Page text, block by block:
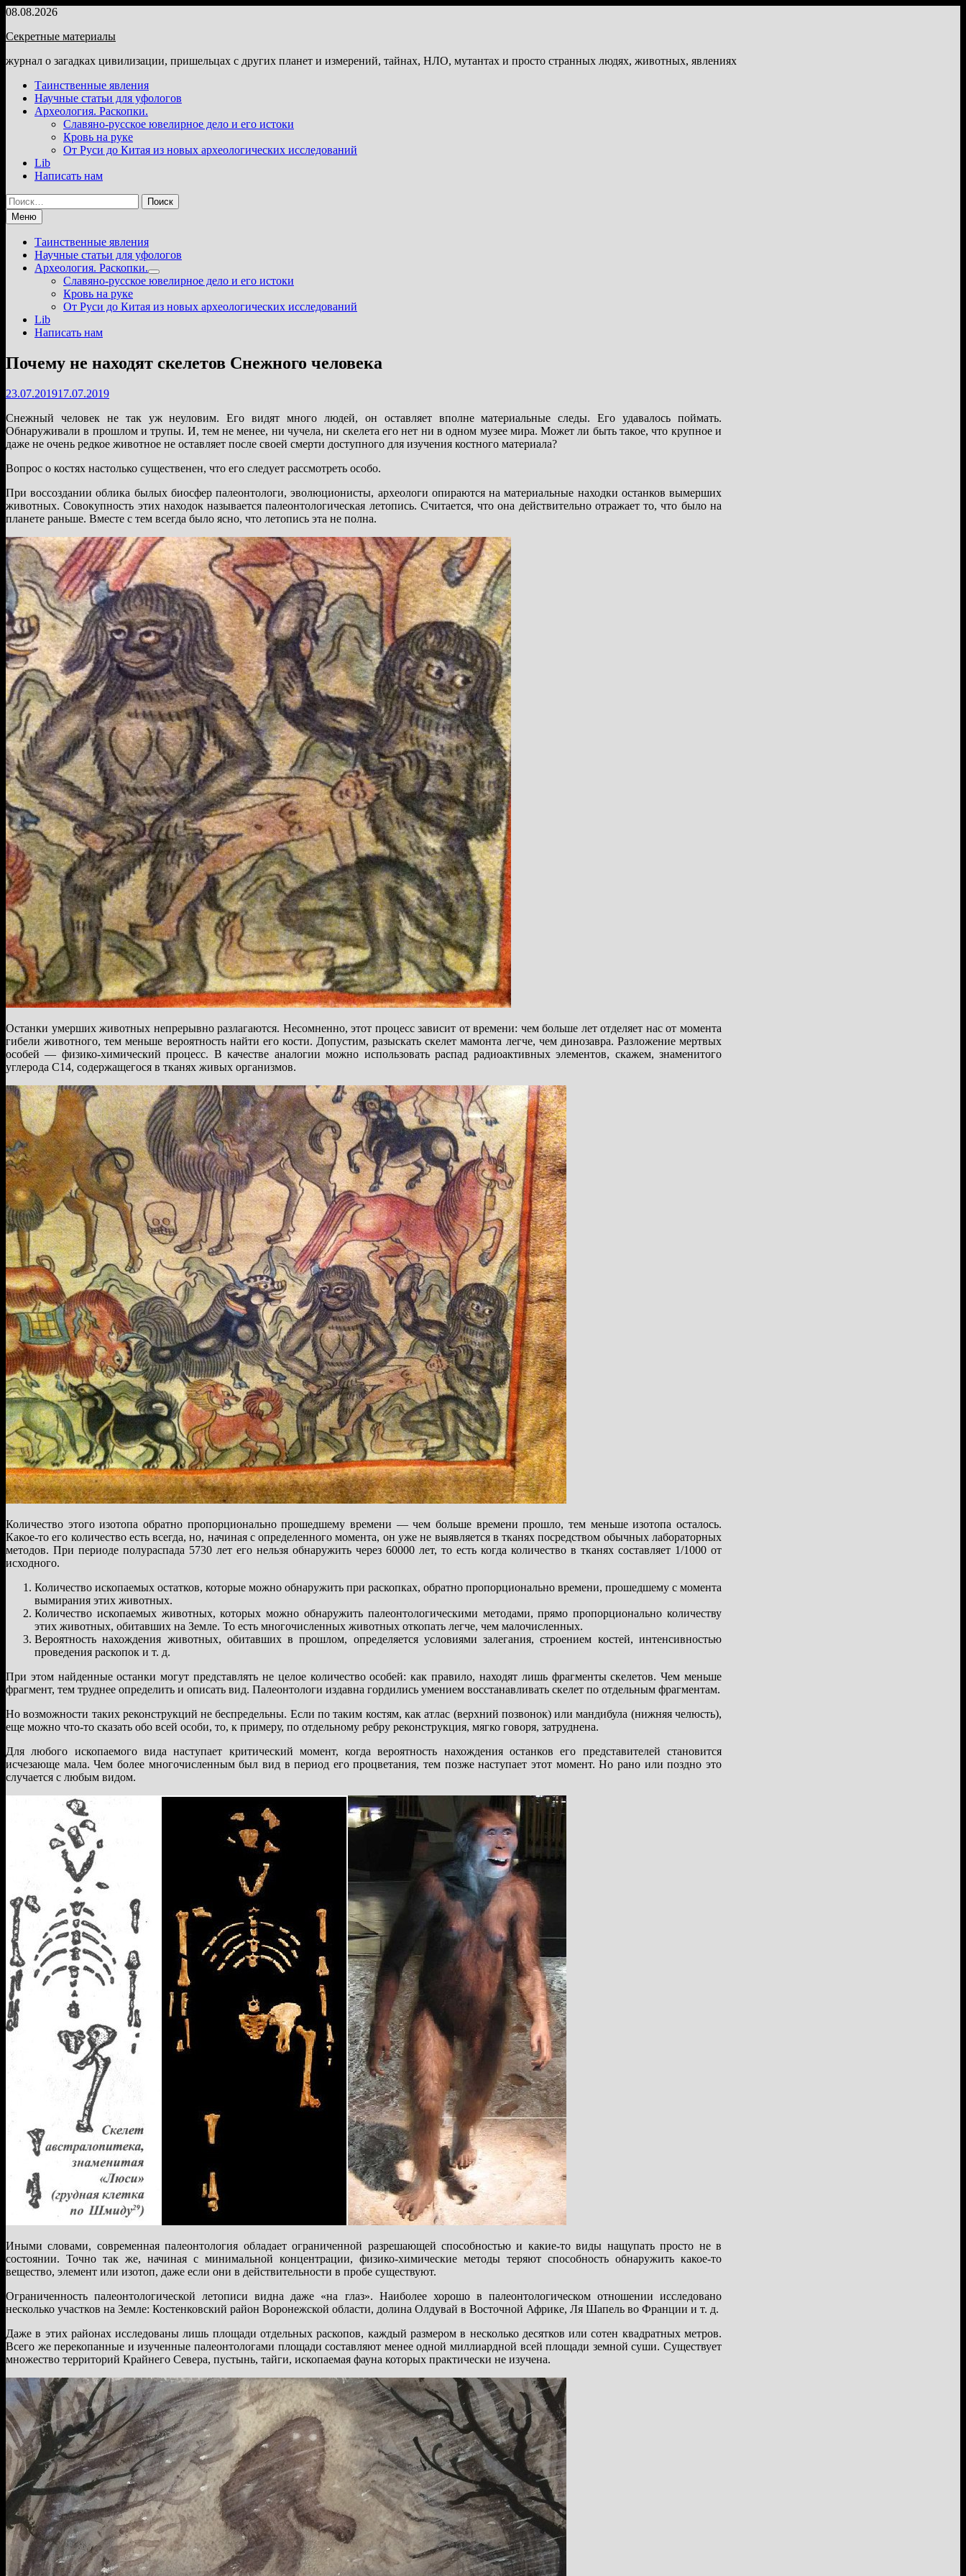
Перейти
содержимому
08.08.2026
Секретные материалы
журнал о загадках цивилизации, пришельцах с других планет и измерений, тайнах, НЛО, мутантах и просто странных людях, животных, явлениях
Таинственные явления
Научные статьи для уфологов
Археология. Раскопки.
Славяно-русское ювелирное дело и его истоки
Кровь на руке
От Руси до Китая из новых археологических исследований
Lib
Написать нам
Найти:
Меню
Таинственные явления
Научные статьи для уфологов
Археология. Раскопки.
Показать
подменю
Славяно-русское ювелирное дело и его истоки
Кровь на руке
От Руси до Китая из новых археологических исследований
Lib
Написать нам
Почему не находят скелетов Снежного человека
23.07.201917.07.2019
Снежный человек не так уж неуловим. Его видят много людей, он оставляет вполне материальные следы. Его удавалось поймать.
Обнаруживали в прошлом и трупы. И, тем не менее, ни чучела, ни скелета его нет ни в одном музее мира. Может ли быть такое, что крупное и
даже не очень редкое животное не оставляет после своей смерти доступного для изучения костного материала?
Вопрос о костях настолько существенен, что его следует рассмотреть особо.
При воссоздании облика былых биосфер палеонтологи, эволюционисты, археологи опираются на материальные находки останков вымерших
животных. Совокупность этих находок называется палеонтологическая летопись. Считается, что она действительно отражает то, что было на
планете раньше. Вместе с тем всегда было ясно, что летопись эта не полна.
Останки умерших животных непрерывно разлагаются. Несомненно, этот процесс зависит от времени: чем больше лет отделяет нас от момента
гибели животного, тем меньше вероятность найти его кости. Допустим, разыскать скелет мамонта легче, чем динозавра. Разложение мертвых
особей — физико-химический процесс. В качестве аналогии можно использовать распад радиоактивных элементов, скажем, знаменитого
углерода С14, содержащегося в тканях живых организмов.
Количество этого изотопа обратно пропорционально прошедшему времени — чем больше времени прошло, тем меньше изотопа осталось.
Какое-то его количество есть всегда, но, начиная с определенного момента, он уже не выявляется в тканях посредством обычных лабораторных
методов. При периоде полураспада 5730 лет его нельзя обнаружить через 60000 лет, то есть когда количество в тканях составляет 1/1000 от
исходного.
Количество ископаемых остатков, которые можно обнаружить при раскопках, обратно пропорционально времени, прошедшему с момента
вымирания этих животных.
Количество ископаемых животных, которых можно обнаружить палеонтологическими методами, прямо пропорционально количеству
этих животных, обитавших на Земле. То есть многочисленных животных откопать легче, чем малочисленных.
Вероятность нахождения животных, обитавших в прошлом, определяется условиями залегания, строением костей, интенсивностью
проведения раскопок и т. д.
При этом найденные останки могут представлять не целое количество особей: как правило, находят лишь фрагменты скелетов. Чем меньше
фрагмент, тем труднее определить и описать вид. Палеонтологи издавна гордились умением восстанавливать скелет по отдельным фрагментам.
Но возможности таких реконструкций не беспредельны. Если по таким костям, как атлас (верхний позвонок) или мандибула (нижняя челюсть),
еще можно что-то сказать обо всей особи, то, к примеру, по отдельному ребру реконструкция, мягко говоря, затруднена.
Для любого ископаемого вида наступает критический момент, когда вероятность нахождения останков его представителей становится
исчезающе мала. Чем более многочисленным был вид в период его процветания, тем позже наступает этот момент. Но рано или поздно это
случается с любым видом.
Иными словами, современная палеонтология обладает ограниченной разрешающей способностью и какие-то виды нащупать просто не в
состоянии. Точно так же, начиная с минимальной концентрации, физико-химические методы теряют способность обнаружить какое-то
вещество, элемент или изотоп, даже если они в действительности в пробе существуют.
Ограниченность палеонтологической летописи видна даже «на глаз». Наиболее хорошо в палеонтологическом отношении исследовано
несколько участков на Земле: Костенковский район Воронежской области, долина Олдувай в Восточной Африке, Ля Шапель во Франции и т. д.
Даже в этих районах исследованы лишь площади отдельных раскопов, каждый размером в несколько десятков или сотен квадратных метров.
Всего же перекопанные и изученные палеонтологами площади составляют менее одной миллиардной всей площади земной суши. Существует
множество территорий Крайнего Севера, пустынь, тайги, ископаемая фауна которых практически не изучена.